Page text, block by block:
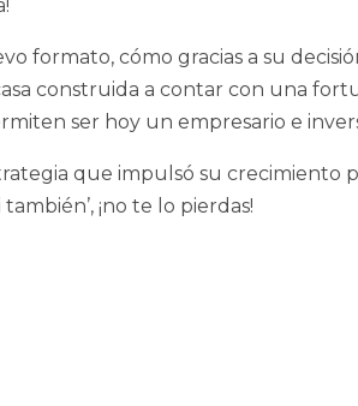
formato, cómo gracias a su
construida a contar con una
ser hoy un empresario e
que impulsó su crecimiento
también’, ¡no te lo pierdas!